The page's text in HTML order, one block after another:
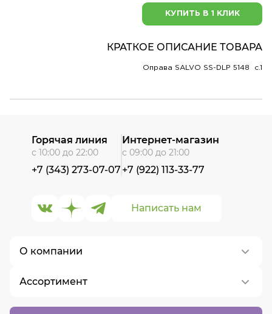
КУПИТЬ В 1 КЛИК
КРАТКОЕ ОПИСАНИЕ ТОВАРА
Оправа SALVO SS-DLP 5148 c.1
О компании
О нас
Контакты
Ассортимент
Написать нам
Горячая линия
с 10:00 до 22:00
+7 (343) 273-07-07
Интернет-магазин
с 09:00 до 21:00
+7 (922) 113-33-77